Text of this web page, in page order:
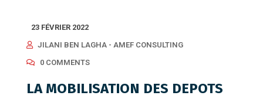
23 FÉVRIER 2022
JILANI BEN LAGHA - AMEF CONSULTING
0 COMMENTS
LA MOBILISATION DES DEPOTS